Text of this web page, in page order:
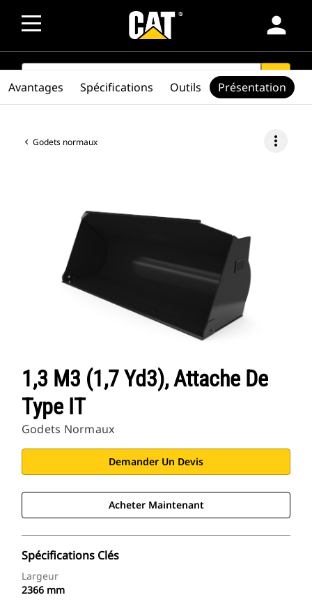
person
SEARCH search
Godets normaux more_vert
1,3 M3 (1,7 Yd3), Attache De
Type IT
Godets Normaux
Demander Un Devis
Acheter Maintenant
Spécifications Clés
Largeur
2366 mm
Avantages Spécifications Outils Présentation